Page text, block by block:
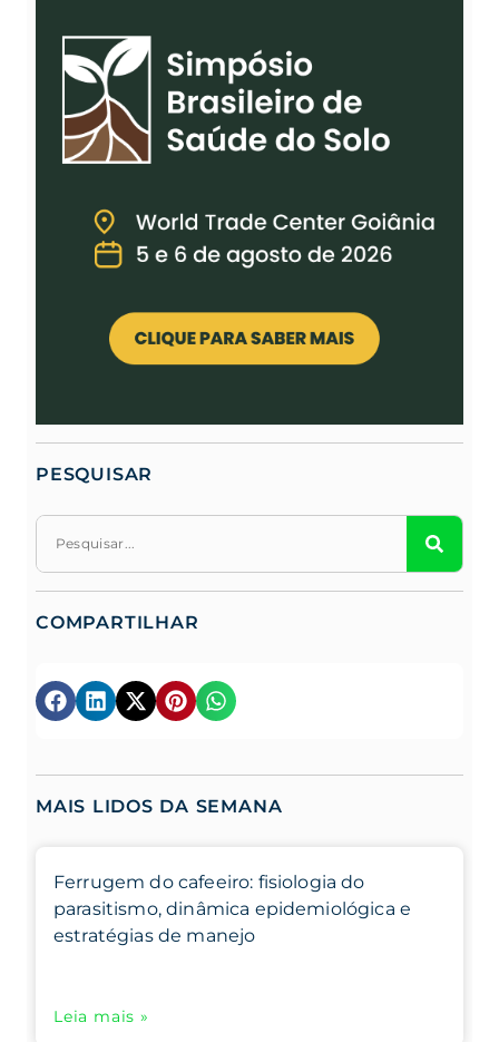
PESQUISAR
COMPARTILHAR
MAIS LIDOS DA SEMANA
Ferrugem do cafeeiro: fisiologia do
parasitismo, dinâmica epidemiológica e
estratégias de manejo
Leia mais »